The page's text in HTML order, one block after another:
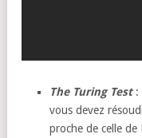
The Turing Test:
vous devez
proche de celle de